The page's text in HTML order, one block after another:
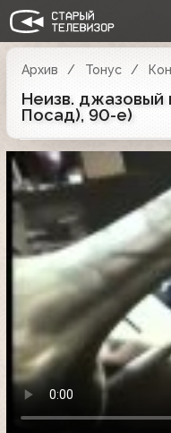
Архив Тонус
Неизв. джазовый
Посад), 90-е)